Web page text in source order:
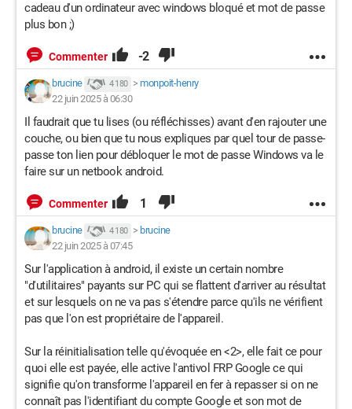
cadeau d'un ordinateur avec windows bloqué et mot de passe
plus bon ;)
Commenter -2
brucine 4 180 > monpoit-henry
22 juin 2025 à 06:30
Il faudrait que tu lises (ou réfléchisses) avant d'en rajouter une
couche, ou bien que tu nous expliques par quel tour de passe-
passe ton lien pour débloquer le mot de passe Windows va le
faire sur un netbook android.
Commenter 1
brucine 4 180 > brucine
22 juin 2025 à 07:45
Sur l'application à android, il existe un certain nombre
"d'utilitaires" payants sur PC qui se flattent d'arriver au résultat
et sur lesquels on ne va pas s'étendre parce qu'ils ne vérifient
pas que l'on est propriétaire de l'appareil.
Sur la réinitialisation telle qu'évoquée en <2>, elle fait ce pour
quoi elle est payée, elle active l'antivol FRP Google ce qui
signifie qu'on transforme l'appareil en fer à repasser si on ne
connaît pas l'identifiant du compte Google et son mot de